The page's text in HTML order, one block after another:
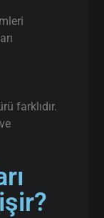
farklıdır.